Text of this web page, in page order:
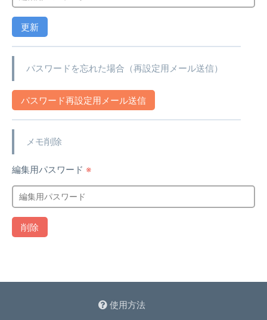
更新
パスワードを忘れた場合（再設定用メール送信）
パスワード再設定用メール送信
メモ削除
編集用パスワード ※
削除
使用方法